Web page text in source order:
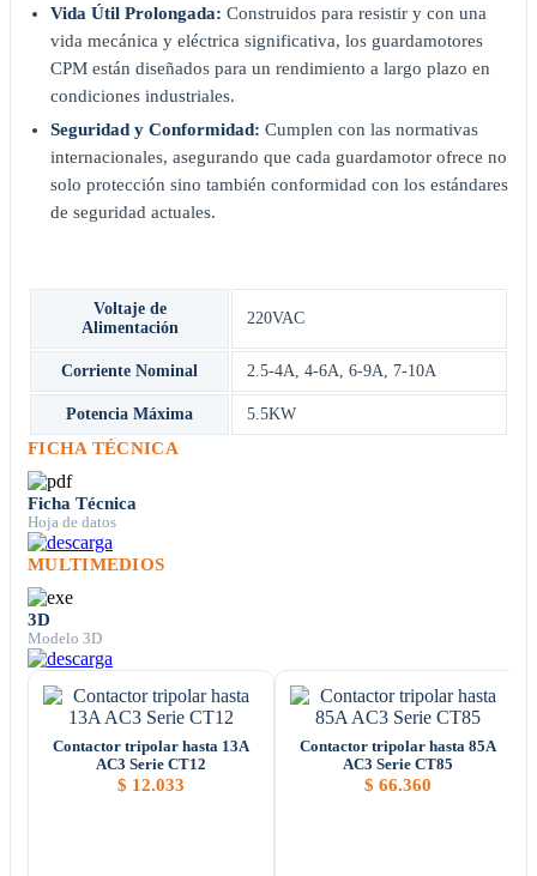
Vida Útil Prolongada: Construidos para resistir y con una
vida mecánica y eléctrica significativa, los guardamotores
CPM están diseñados para un rendimiento a largo plazo en
condiciones industriales.
Seguridad y Conformidad: Cumplen con las normativas
internacionales, asegurando que cada guardamotor ofrece no
solo protección sino también conformidad con los estándares
de seguridad actuales.
Voltaje de
Alimentación
220VAC
Corriente Nominal 2.5-4A 4-6A 6-9A 7-10A
Potencia Máxima 5.5KW
FICHA TÉCNICA
Ficha Técnica
Hoja de datos
MULTIMEDIOS
3D
Modelo 3D
Contactor tripolar hasta 13A
AC3 Serie CT12
$ 12.033
Contactor tripolar hasta 85A
AC3 Serie CT85
$ 66.360